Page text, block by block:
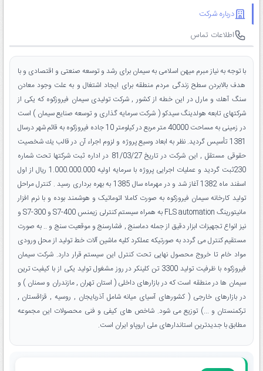
درباره شرکت
اطلاعات تماس
با توجه به نیاز مبرم میهن اسلامی به سیمان برای رشد و توسعه صنعتی و اقتصادی و با
هدف بالابردن سطح زندگی مردم منطقه برای ایجاد اشتغال و به علت وجود معادن
سنگ آهك و مارل در این خطه از كشور , شركت تولیدی سیمان فیروزكوه که یکی از
شرکتهای تابعه هولدینگ سیدکو ( شرکت سرمایه گذاری و توسعه صنایع سیمان ) است
در زمینی به مساحت 40000 متر مربع در كیلومتر 10 جاده فیروزكوه به قائم شهر درسال
1381 تأسیس گردید. نظر به ابعاد وسیع پروژه و لزوم اجراء آن در قالب یك شخصیت
حقوقی مستقل , این شرکت در تاریخ 81/03/27 در اداره ثبت شركتها تحت شماره
230ثبت گردید و عملیات اجرایی پروژه با سرمایه اولیه 1.000.000.000 ریال از اول
اسفند ماه 1382 آغاز شد و در مهرماه سال 1385 به بهره برداری رسید . کنترل مراحل
تولید کارخانه سیمان فیروزکوه به صورت کاملا اتوماتیک و هوشمند بوده و با نرم افزار
مانیتورینگ FLS automation به همراه سیستم کنترلی زیمنس S7-400 و S7-300 و
نیز انواع تجهیزات ابزار دقیق از جمله دماسنج , فشارسنج و موقعیت سنج و .. به صورت
مستقیم کنترل می گردد به صورتیکه عملکرد کلیه ماشین آلات خط تولید از محل ورودی
مواد خام تا خروج محصول نهایی تحت کنترل این سیستم قرار دارد. شرکت سیمان
فیروزکوه با ظرفیت تولید 3300 تن کلینکر در روز مشغول تولید یکی از با کیفیت ترین
سیمان ها در منطقه است که در بازارهای داخلی ( استان تهران , مازندران و سمنان ) و
در بازارهای خارجی ( کشورهای آسیای میانه شامل آذربایجان , روسیه , قزاقستان ,
ترکمنستان و ...) توزیع می شود. شاخص های کیفی و فنی محصولات این مجموعه
مطابق با جدیدترین استاندارهای ملی اروپاو ایران است.